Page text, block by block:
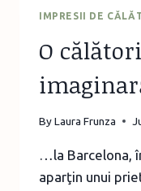
PIERSICI
IMPRESII DE
O
ByLaura Frunza
…la Barcelona,
aparţin unui